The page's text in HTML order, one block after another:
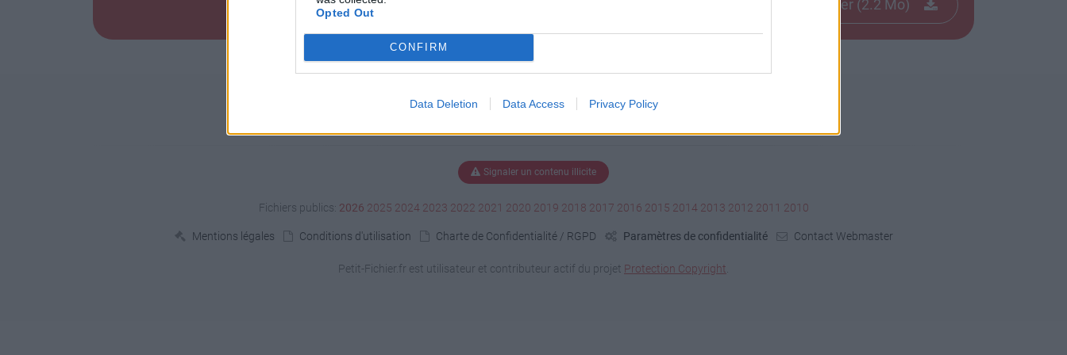
Opted Out
CONFIRM
Data Deletion Data Access Privacy Policy
Télécharger le fichier (2.2 Mo)
Signaler un contenu illicite
Fichiers publics: 2026 2025 2024 2023 2022 2021 2020 2019 2018 2017 2016 2015 2014 2013 2012 2011 2010
Mentions légales Conditions d'utilisation Charte de Confidentialité / RGPD Paramètres de confidentialité Contact Webmaster
Petit-Fichier.fr est utilisateur et contributeur actif du projet Protection Copyright